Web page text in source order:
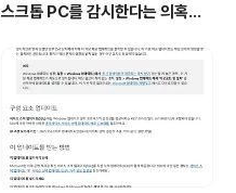
스크톱 PC를 감시한다는 의혹을
하는 일을 공개했습니다. (Wind
ows 11 상태 및 최적화된 환경 서
비스를 비활성화하는 방법)